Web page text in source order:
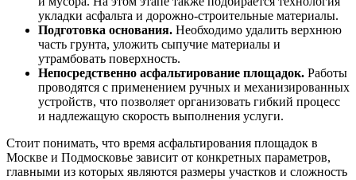
укладки асфальта и дорожно-строительные материалы.
Подготовка основания. Необходимо удалить верхнюю
часть грунта, уложить сыпучие материалы и
утрамбовать поверхность.
Непосредственно асфальтирование площадок. Работы
проводятся с применением ручных и механизированных
устройств, что позволяет организовать гибкий процесс
и надлежащую скорость выполнения услуги.
Стоит понимать, что время асфальтирования площадок в
Москве и Подмосковье зависит от конкретных параметров,
главными из которых являются размеры участков и сложность